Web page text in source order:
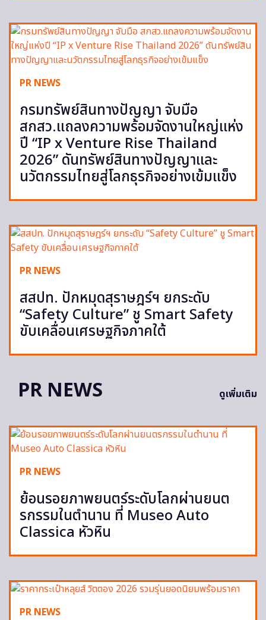
PR NEWS
กรมทรัพย์สินทางปัญญา จับมือ
สกสว.แถลงความพร้อมจัดงานใหญ่แห่ง
ปี “IP x Venture Rise Thailand
2026” ดันทรัพย์สินทางปัญญาและ
นวัตกรรมไทยสู่โลกธุรกิจอย่างเข้มแข็ง
PR NEWS
สสปท. ปักหมุดสุราษฎร์ฯ ยกระดับ
“Safety Culture” ชู Smart Safety
ขับเคลื่อนเศรษฐกิจภาคใต้
PR NEWS ดูเพิ่มเติม
PR NEWS
ย้อนรอยภาพยนตร์ระดับโลกผ่านยนต
รกรรมในตำนาน ที่ Museo Auto
Classica หัวหิน
PR NEWS